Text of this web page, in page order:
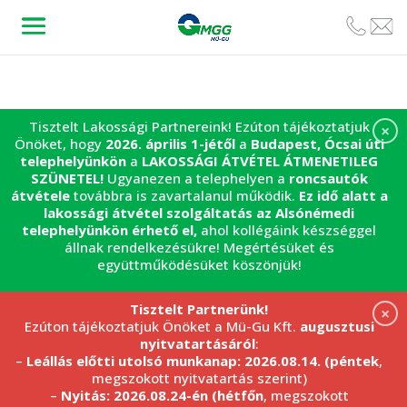
×
Tisztelt Lakossági Partnereink! Ezúton tájékoztatjuk
Önöket, hogy 2026. április 1-jétőla Budapest, Ócsai úti
telephelyünkön a LAKOSSÁGI ÁTVÉTEL ÁTMENETILEG
SZÜNETEL! Ugyanezen a telephelyen a roncsautók
átvételetovábbra is zavartalanul működik. Ez idő alatt a
lakossági átvétel szolgáltatás az Alsónémedi
telephelyünkön érhető el, ahol kollégáink készséggel
állnak rendelkezésükre! Megértésüket és
együttműködésüket köszönjük!
×
Tisztelt Partnerünk!
Ezúton tájékoztatjuk Önöket a Mü-Gu Kft. augusztusi
nyitvatartásáról:
– Leállás előtti utolsó munkanap: 2026.08.14. (péntek,
megszokott nyitvatartás szerint)
– Nyitás: 2026.08.24-én (hétfőn, megszokott